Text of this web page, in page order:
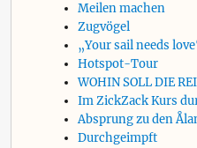
Meilen machen
Zugvögel
„Your sail needs
Hotspot-Tour
WOHIN SOLL DIE
Im ZickZack Kurs
Absprung zu den
Durchgeimpft